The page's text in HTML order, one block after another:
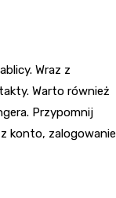
Wraz z
Warto również
Przypomnij
konto, zalogowanie